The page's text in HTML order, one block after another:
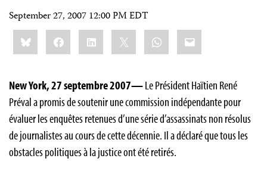
September 27, 2007 12:00 PM EDT
Share
this:BlueskyFacebookLinkedIn WhatsApp
Email
New York, 27 septembre 2007—Le Président Haïtien René
Préval a promis de soutenir une commission indépendante pour
évaluer les enquêtes retenues d’une série d’assassinats non résolus
de journalistes au cours de cette décennie. Il a déclaré que tous les
obstacles politiques à la justice ont été retirés.